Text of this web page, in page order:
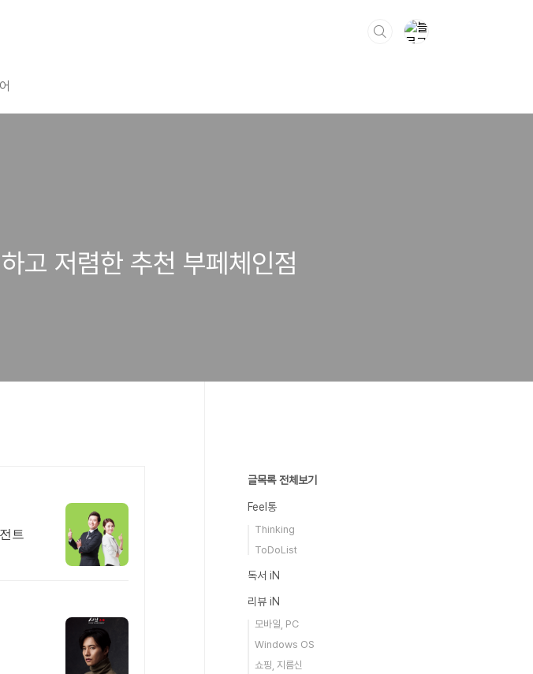
고 저렴한 추천 부페체인점
트
글목록 전체보기
Feel통
Thinking
ToDoList
독서 iN
리뷰 iN
모바일, PC
Windows OS
쇼핑, 지름신